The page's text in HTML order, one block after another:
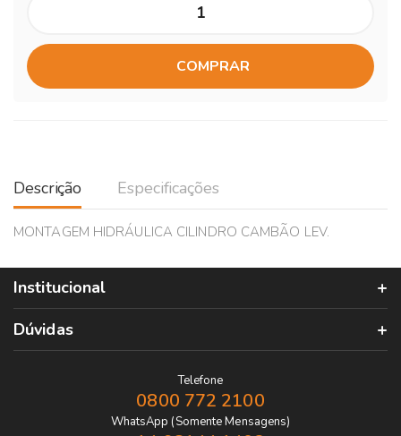
COMPRAR
Descrição Especificações
MONTAGEM HIDRÁULICA CILINDRO CAMBÃO LEV.
Institucional
Dúvidas
Telefone
0800 772 2100
WhatsApp (Somente Mensagens)